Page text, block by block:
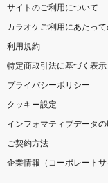
サイトのご利用について
カラオケご利用にあたっ
利用規約
特定商取引法に基づく表示
プライバシーポリシー
クッキー設定
インフォマティブデータ
ご契約方法
企業情報（コーポレートサ